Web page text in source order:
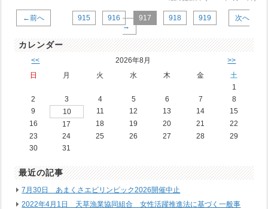
←前へ 915 916 917 918 919
次へ
→
カレンダー
<< 2026年8月 >>
日 月 火 水 木 金
土
1
2
3 4 5 6 7
8
9
10 11 12 13 14
15
16
17 18 19 20 21
22
23
24 25 26 27 28
29
30
31
最近の記事
7月30日 あまくさエビリンピック2026開催中止
2022年4月1日 天草漁業協同組合 女性活躍推進法に基づく一般事